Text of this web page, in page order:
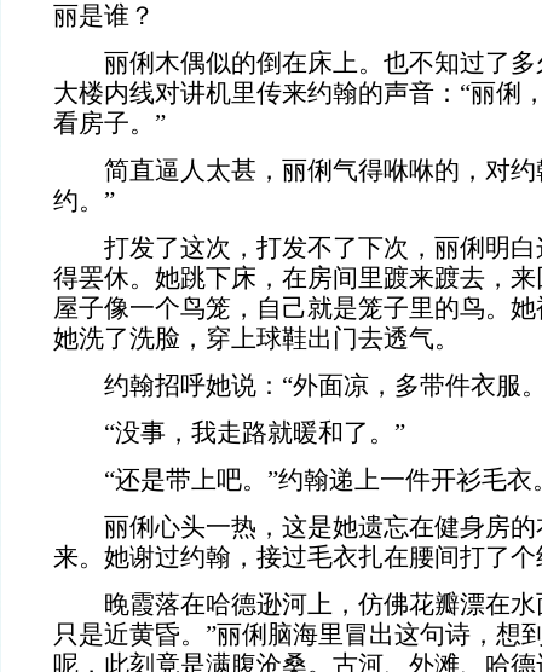
丽是谁？
丽俐木偶似的倒在床上。也不知过了多
大楼内线对讲机里传来约翰的声音：“丽俐
看房子。”
简直逼人太甚，丽俐气得咻咻的，对约
约。”
打发了这次，打发不了下次，丽俐明白
得罢休。她跳下床，在房间里踱来踱去，
屋子像一个鸟笼，自己就是笼子里的鸟。
她洗了洗脸，穿上球鞋出门去透气。
约翰招呼她说：“外面凉，多带件衣服
“没事，我走路就暖和了。”
“还是带上吧。”约翰递上一件开衫毛衣
丽俐心头一热，这是她遗忘在健身房的
来。她谢过约翰，接过毛衣扎在腰间打了
晚霞落在哈德逊河上，仿佛花瓣漂在水
只是近黄昏。”丽俐脑海里冒出这句诗，想
呢，此刻竟是满腹沧桑。古河、外滩、哈